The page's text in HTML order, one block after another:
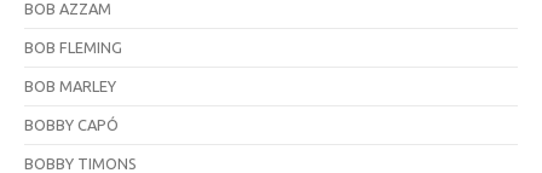
BOB AZZAM
BOB FLEMING
BOB MARLEY
BOBBY CAPÓ
BOBBY TIMONS